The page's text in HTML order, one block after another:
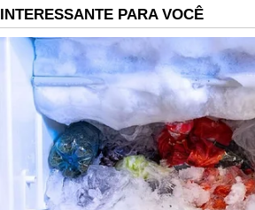
INTERESSANTE PARA VOCÊ